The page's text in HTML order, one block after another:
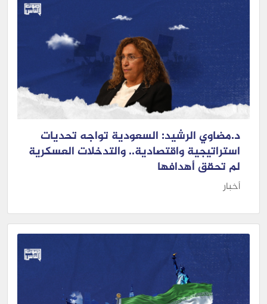
د.مضاوي الرشيد: السعودية تواجه تحديات
استراتيجية واقتصادية.. والتدخلات العسكرية
لم تحقق أهدافها
أخبار